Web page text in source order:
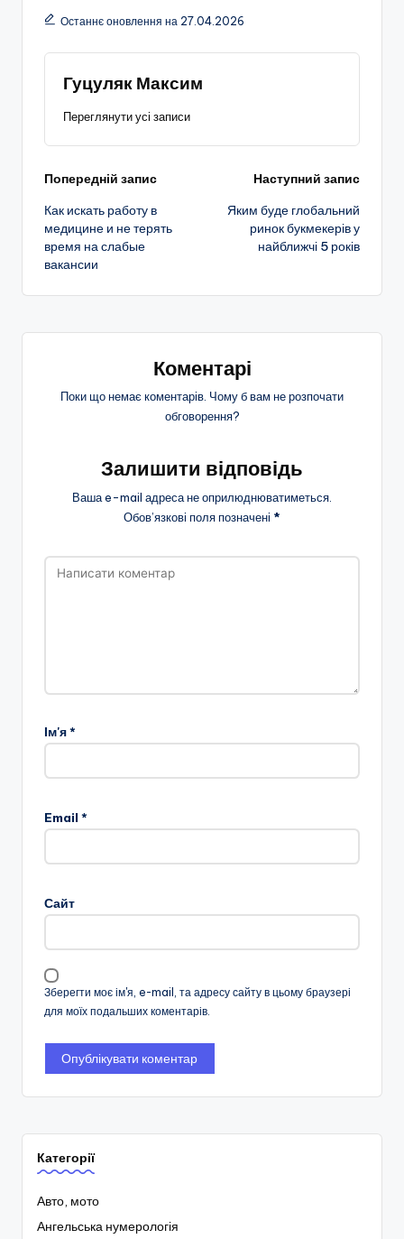
Останнє оновлення на 27.04.2026
Гуцуляк Максим
Переглянути усі записи
Навігація
по
запису
Попередній запис
Как искать работу в
медицине и не терять
время на слабые
вакансии
Наступний запис
Яким буде глобальний
ринок букмекерів у
найближчі 5 років
Коментарі
Поки що немає коментарів. Чому б вам не розпочати
обговорення?
Залишити відповідь
Ваша e-mail адреса не оприлюднюватиметься.
Обов’язкові поля позначені *
Ім'я*
Email *
Сайт
Зберегти моє ім'я, e-mail, та адресу сайту в цьому браузері
для моїх подальших коментарів.
Категорії
Авто, мото
Ангельська нумерологія